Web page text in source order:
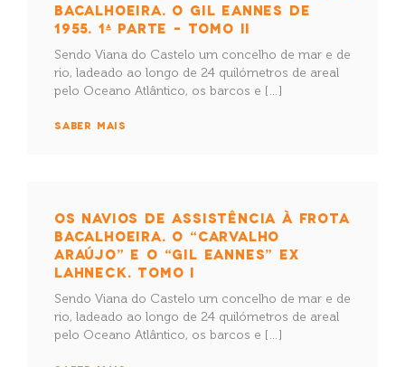
BACALHOEIRA. O GIL EANNES DE
1955. 1ª PARTE – TOMO II
Sendo Viana do Castelo um concelho de mar e de
rio, ladeado ao longo de 24 quilómetros de areal
pelo Oceano Atlântico, os barcos e […]
SABER MAIS
OS NAVIOS DE ASSISTÊNCIA À FROTA
BACALHOEIRA. O “CARVALHO
ARAÚJO” E O “GIL EANNES” EX
LAHNECK. TOMO I
Sendo Viana do Castelo um concelho de mar e de
rio, ladeado ao longo de 24 quilómetros de areal
pelo Oceano Atlântico, os barcos e […]